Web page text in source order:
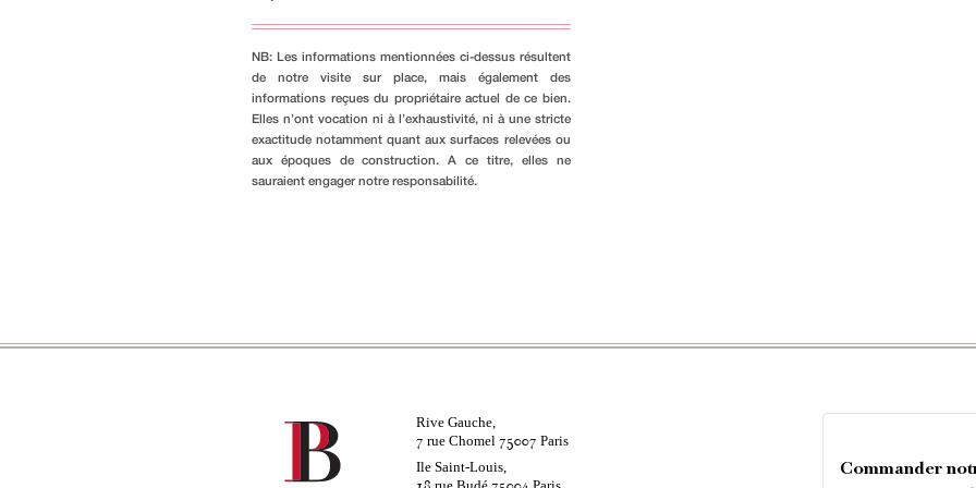
NB: Les informations mentionnées ci-dessus résultent
de notre visite sur place, mais également des
informations reçues du propriétaire actuel de ce bien.
Elles n’ont vocation ni à l’exhaustivité, ni à une stricte
exactitude notamment quant aux surfaces relevées ou
aux époques de construction. A ce titre, elles ne
sauraient engager notre responsabilité.
Rive Gauche,
7 rue Chomel 75007 Paris
Ile Saint-Louis,
Commander